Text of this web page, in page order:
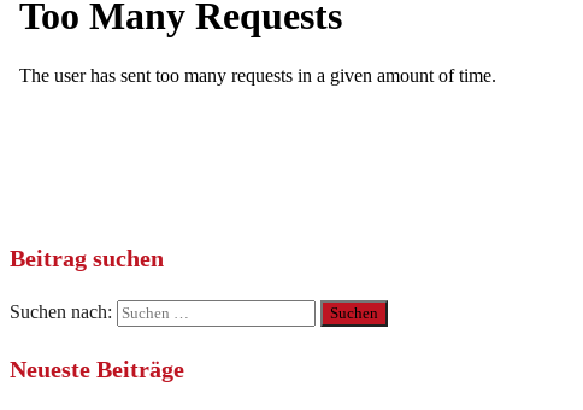
Beitrag suchen
Suchen nach:
Neueste Beiträge